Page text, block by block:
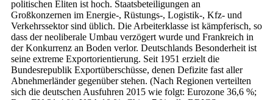
politischen Eliten ist hoch. Staatsbeteiligungen an
Großkonzernen im Energie-, Rüstungs-, Logistik-, Kfz- und
Verkehrssektor sind üblich. Die Arbeiterklasse ist kämpferisch, so
dass der neoliberale Umbau verzögert wurde und Frankreich in
der Konkurrenz an Boden verlor. Deutschlands Besonderheit ist
seine extreme Exportorientierung. Seit 1951 erzielt die
Bundesrepublik Exportüberschüsse, denen Defizite fast aller
Abnehmerländer gegenüber stehen. (Nach Regionen verteilten
sich die deutschen Ausfuhren 2015 wie folgt: Eurozone 36,6 %;